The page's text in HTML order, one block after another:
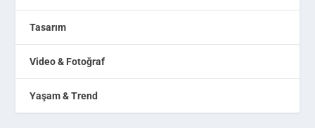
Tasarım
Video & Fotoğraf
Yaşam & Trend